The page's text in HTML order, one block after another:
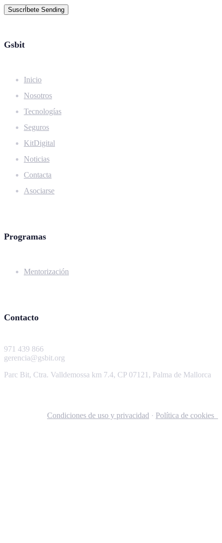
SuscrÍbete Sending
Gsbit
Inicio
Nosotros
Tecnologías
Seguros
KitDigital
Noticias
Contacta
Asociarse
Programas
Mentorización
Contacto
971 439 866
gerencia@gsbit.org
Parc Bit, Ctra. Valldemossa km 7.4, CP 07121, Palma de Mallorca
Condiciones de uso y privacidad · Política de cookies